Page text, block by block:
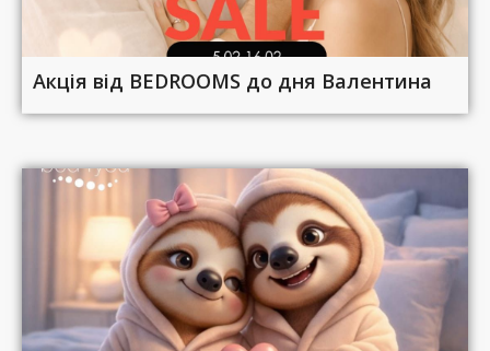
Акція від BEDROOMS до дня Валентина